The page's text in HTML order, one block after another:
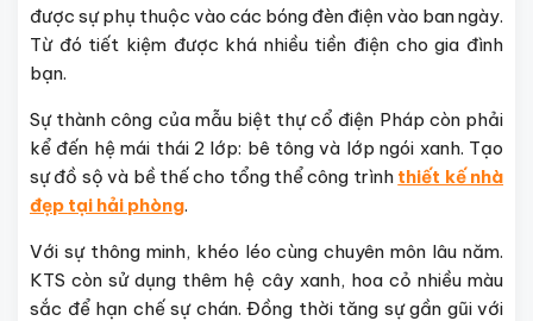
được sự phụ thuộc vào các bóng đèn điện vào ban ngày.
Từ đó tiết kiệm được khá nhiều tiền điện cho gia đình
bạn.
Sự thành công của mẫu biệt thự cổ điện Pháp còn phải
kể đến hệ mái thái 2 lớp: bê tông và lớp ngói xanh. Tạo
sự đồ sộ và bề thế cho tổng thể công trình thiết kế nhà
đẹp tại hải phòng.
Với sự thông minh, khéo léo cùng chuyên môn lâu năm.
KTS còn sử dụng thêm hệ cây xanh, hoa cỏ nhiều màu
sắc để hạn chế sự chán. Đồng thời tăng sự gần gũi với